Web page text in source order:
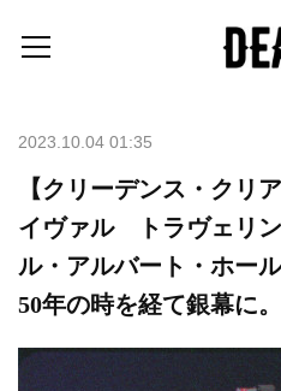
2023.10.04 01:35
【クリーデンス・クリ
イヴァル トラヴェリ
ル・アルバート・ホー
50年の時を経て銀幕に。